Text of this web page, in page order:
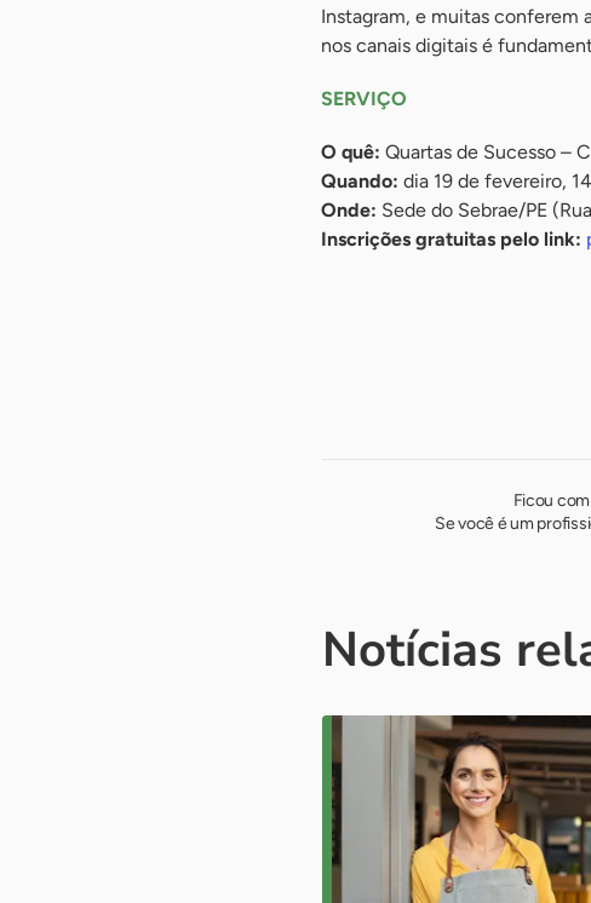
Instagram, e muitas conferem
nos canais digitais é
SERVIÇO
O quê: Quartas de Sucesso –
Quando: dia 19 de fevereiro,
Onde: Sede do Sebrae/PE
Inscrições gratuitas pelo link:
Ficou
Se você é um
Notícias